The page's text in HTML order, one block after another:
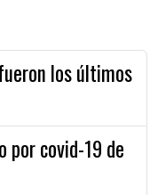
los últimos
por covid-19 de